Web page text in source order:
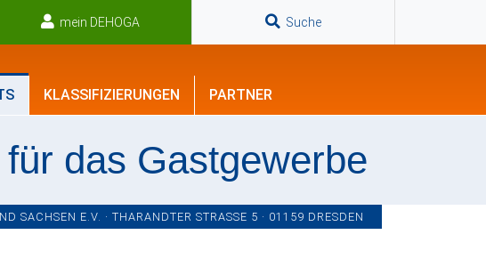
mein DEHOGA Suche
KLASSIFIZIERUNGEN PARTNER
das Gastgewerbe
SACHSEN E.V. · THARANDTER STRASSE 5 · 01159 DRESDEN